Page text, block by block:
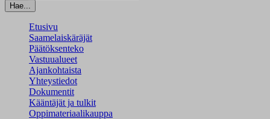
Hae...
Etusivu
Saamelaiskäräjät
Päätöksenteko
Vastuualueet
Ajankohtaista
Yhteystiedot
Dokumentit
Kääntäjät ja tulkit
Oppimateriaalikauppa